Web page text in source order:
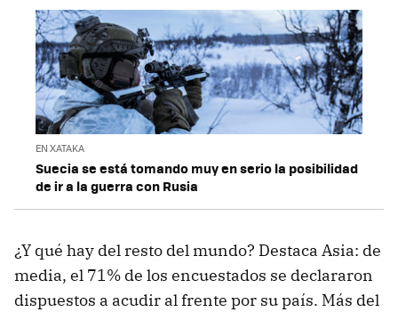
EN XATAKA
Suecia se está tomando muy en serio la posibilidad
de ir a la guerra con Rusia
¿Y qué hay del resto del mundo? Destaca Asia: de
media, el 71% de los encuestados se declararon
dispuestos a acudir al frente por su país. Más del